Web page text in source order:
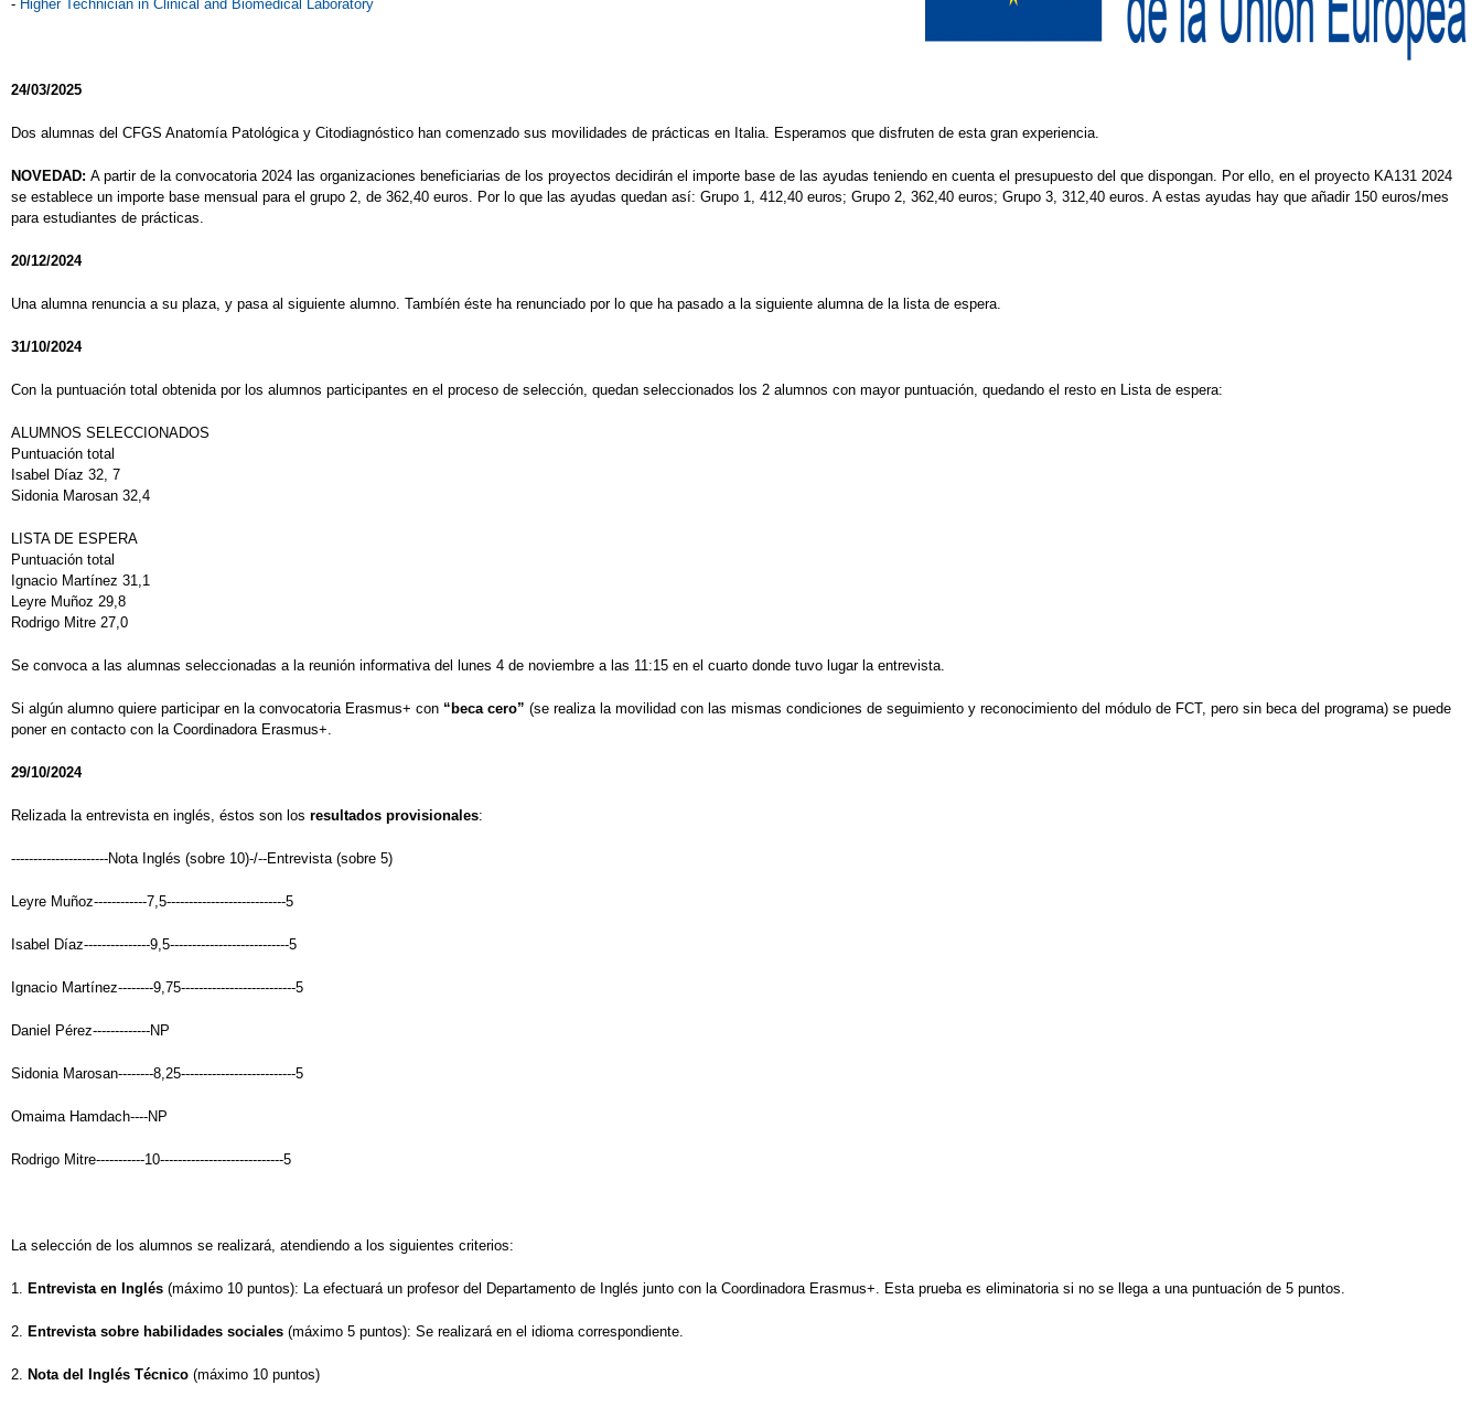
- Higher Technician in Clinical and Biomedical Laboratory
24/03/2025
Dos alumnas del CFGS Anatomía Patológica y Citodiagnóstico han comenzado sus movilidades de prácticas en Italia. Esperamos que disfruten de esta gran experiencia.
NOVEDAD: A partir de la convocatoria 2024 las organizaciones beneficiarias de los proyectos decidirán el importe base de las ayudas teniendo en cuenta el presupuesto del que dispongan. Por ello, en el proyecto KA131 2024
se establece un importe base mensual para el grupo 2, de 362,40 euros. Por lo que las ayudas quedan así: Grupo 1, 412,40 euros; Grupo 2, 362,40 euros; Grupo 3, 312,40 euros. A estas ayudas hay que añadir 150 euros/mes
para estudiantes de prácticas.
20/12/2024
Una alumna renuncia a su plaza, y pasa al siguiente alumno. Tambíén éste ha renunciado por lo que ha pasado a la siguiente alumna de la lista de espera.
31/10/2024
Con la puntuación total obtenida por los alumnos participantes en el proceso de selección, quedan seleccionados los 2 alumnos con mayor puntuación, quedando el resto en Lista de espera:
ALUMNOS SELECCIONADOS
Puntuación total
Isabel Díaz 32, 7
Sidonia Marosan 32,4
LISTA DE ESPERA
Puntuación total
Ignacio Martínez 31,1
Leyre Muñoz 29,8
Rodrigo Mitre 27,0
Se convoca a las alumnas seleccionadas a la reunión informativa del lunes 4 de noviembre a las 11:15 en el cuarto donde tuvo lugar la entrevista.
Si algún alumno quiere participar en la convocatoria Erasmus+ con “beca cero” (se realiza la movilidad con las mismas condiciones de seguimiento y reconocimiento del módulo de FCT, pero sin beca del programa) se puede
poner en contacto con la Coordinadora Erasmus+.
29/10/2024
Relizada la entrevista en inglés, éstos son los resultados provisionales:
----------------------Nota Inglés (sobre 10)-/--Entrevista (sobre 5)
Leyre Muñoz------------7,5---------------------------5
Isabel Díaz---------------9,5---------------------------5
Ignacio Martínez--------9,75--------------------------5
Daniel Pérez-------------NP
Sidonia Marosan--------8,25--------------------------5
Omaima Hamdach----NP
Rodrigo Mitre-----------10----------------------------5
La selección de los alumnos se realizará, atendiendo a los siguientes criterios:
1. Entrevista en Inglés (máximo 10 puntos): La efectuará un profesor del Departamento de Inglés junto con la Coordinadora Erasmus+. Esta prueba es eliminatoria si no se llega a una puntuación de 5 puntos.
2. Entrevista sobre habilidades sociales (máximo 5 puntos): Se realizará en el idioma correspondiente.
2. Nota del Inglés Técnico (máximo 10 puntos)